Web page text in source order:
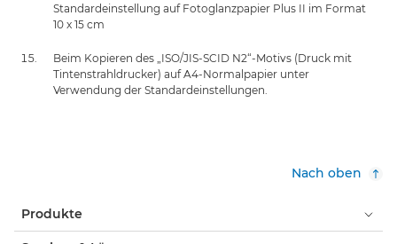
Standardeinstellung auf Fotoglanzpapier Plus II im Format
10 x 15 cm
Beim Kopieren des „ISO/JIS-SCID N2“-Motivs (Druck mit
Tintenstrahldrucker) auf A4-Normalpapier unter
Verwendung der Standardeinstellungen.
Nach oben
Produkte